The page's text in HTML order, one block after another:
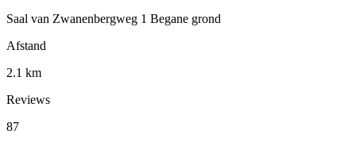
Saal van Zwanenbergweg 1 Begane grond
Afstand
2.1 km
Reviews
87